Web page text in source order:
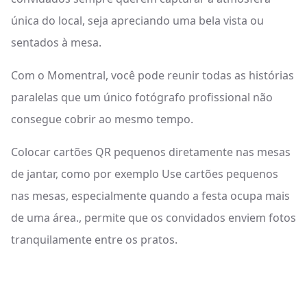
única do local, seja apreciando uma bela vista ou
sentados à mesa.
Com o Momentral, você pode reunir todas as histórias
paralelas que um único fotógrafo profissional não
consegue cobrir ao mesmo tempo.
Colocar cartões QR pequenos diretamente nas mesas
de jantar, como por exemplo Use cartões pequenos
nas mesas, especialmente quando a festa ocupa mais
de uma área., permite que os convidados enviem fotos
tranquilamente entre os pratos.